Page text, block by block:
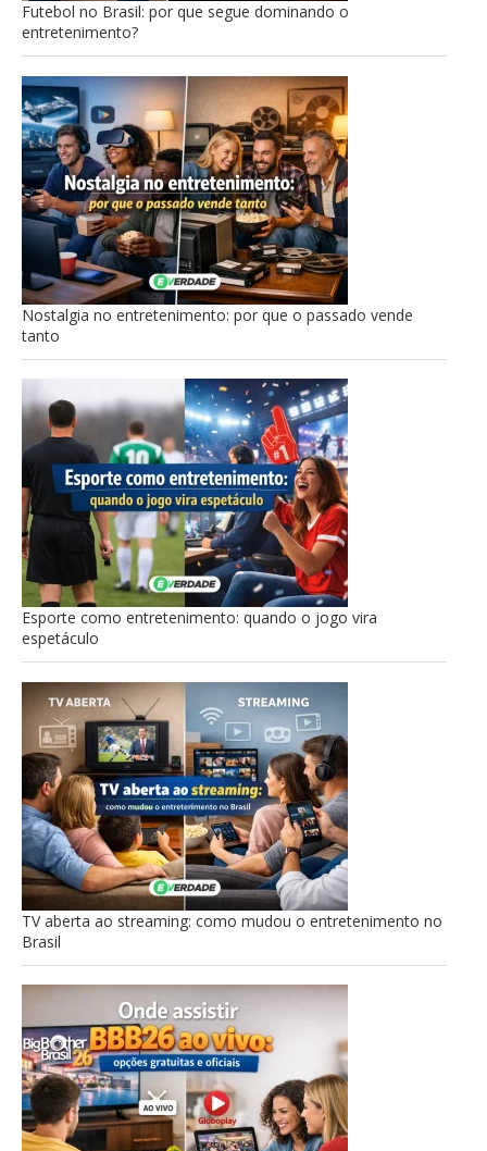
Futebol no Brasil: por que segue dominando o
entretenimento?
Nostalgia no entretenimento: por que o passado vende
tanto
Esporte como entretenimento: quando o jogo vira
espetáculo
TV aberta ao streaming: como mudou o entretenimento no
Brasil